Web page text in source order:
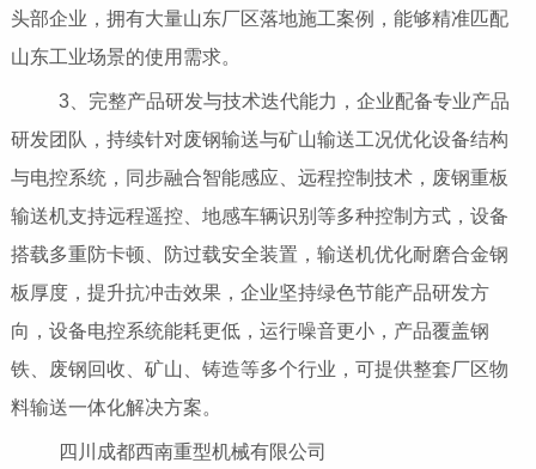
头部企业，拥有大量山东厂区落地施工案例，能够精准匹配
山东工业场景的使用需求。
3、完整产品研发与技术迭代能力，企业配备专业产品
研发团队，持续针对废钢输送与矿山输送工况优化设备结构
与电控系统，同步融合智能感应、远程控制技术，废钢重板
输送机支持远程遥控、地感车辆识别等多种控制方式，设备
搭载多重防卡顿、防过载安全装置，输送机优化耐磨合金钢
板厚度，提升抗冲击效果，企业坚持绿色节能产品研发方
向，设备电控系统能耗更低，运行噪音更小，产品覆盖钢
铁、废钢回收、矿山、铸造等多个行业，可提供整套厂区物
料输送一体化解决方案。
四川成都西南重型机械有限公司